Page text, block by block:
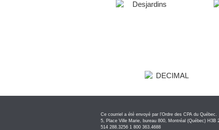
Ce courriel a été envoyé par l’Ordre des CPA du Québec.
5, Place Ville Marie, bureau 800, Montréal (Québec) H3B
514 288.3256 1 800 363.4688